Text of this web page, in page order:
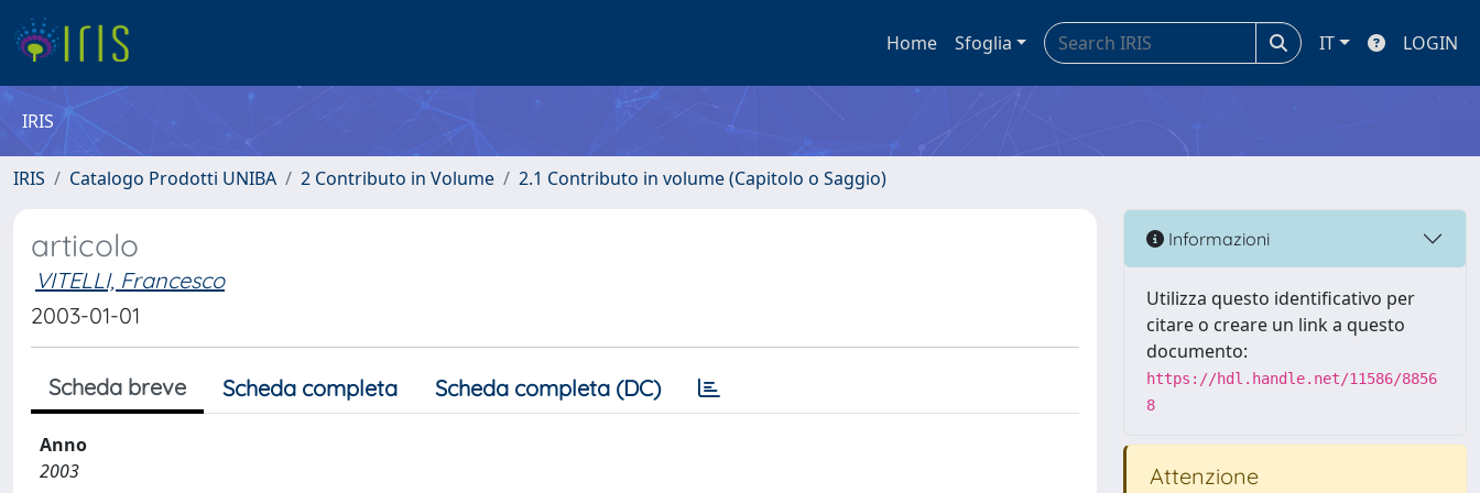
Home Sfoglia IT LOGIN
IRIS
IRIS Catalogo Prodotti UNIBA 2 Contributo in Volume 2.1 Contributo in volume (Capitolo o Saggio)
articolo
VITELLI, Francesco
2003-01-01
Scheda breve Scheda completa Scheda completa (DC)
Anno
2003
Informazioni
Utilizza questo identificativo per
citare o creare un link a questo
documento:
https://hdl.handle.net/11586/8856
8
Attenzione